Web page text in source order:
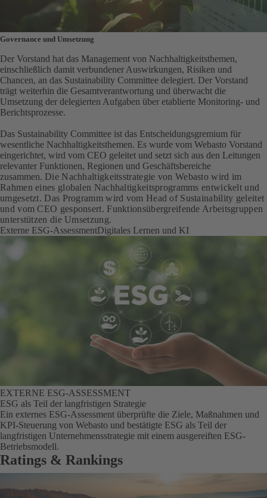
Governance und Umsetzung
Der Vorstand hat das Management von Nachhaltigkeitsthemen,
einschließlich damit verbundener Auswirkungen, Risiken und
Chancen, an das Sustainability Committee delegiert. Der Vorstand
trägt weiterhin die Gesamtverantwortung und überwacht die
Umsetzung der delegierten Aufgaben über etablierte Monitoring- und
Berichtsprozesse.
Das Sustainability Committee ist das Entscheidungsgremium für
wesentliche Nachhaltigkeitsthemen. Es wurde vom Webasto Vorstand
eingerichtet, wird vom CEO geleitet und setzt sich aus den Leitungen
relevanter Funktionen, Regionen und Geschäftsbereiche
zusammen. Die Nachhaltigkeitsstrategie von Webasto wird im
Rahmen eines globalen Nachhaltigkeitsprogramms entwickelt und
umgesetzt. Das Programm wird vom Head of Sustainability geleitet
und vom CEO gesponsert. Funktionsübergreifende Arbeitsgruppen
unterstützen die Umsetzung.
Externe ESG-AssessmentDigitales Lernen und KI
EXTERNE ESG-ASSESSMENT
ESG als Teil der langfristigen Strategie
Ein externes ESG-Assessment überprüfte die Ziele, Maßnahmen und
KPI-Steuerung von Webasto und bestätigte ESG als Teil der
langfristigen Unternehmensstrategie mit einem ausgereiften ESG-
Betriebsmodell.
Ratings & Rankings